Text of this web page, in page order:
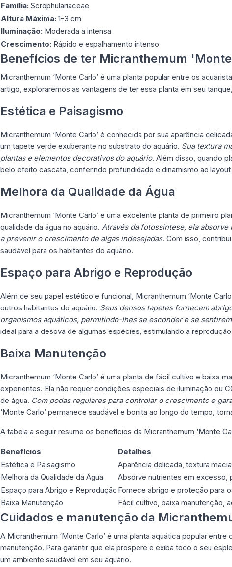
Família: Scrophulariaceae
Altura Máxima: 1-3 cm
Iluminação: Moderada a intensa
Crescimento: Rápido e espalhamento intenso
Benefícios de ter Micranthemum
Micranthemum ‘Monte Carlo’ é uma planta popular entre os
artigo, exploraremos as vantagens de ter essa planta em seu
Estética e Paisagismo
Micranthemum ‘Monte Carlo’ é conhecida por sua aparência
um tapete verde exuberante no substrato do aquário. Sua textura
plantas e elementos decorativos do aquário. Além disso, quando
belo efeito cascata, conferindo profundidade e dinamismo ao layout
Melhora da Qualidade da Água
Micranthemum ‘Monte Carlo’ é uma excelente planta de primeiro
qualidade da água no aquário. Através da fotossíntese, ela
a prevenir o crescimento de algas indesejadas. Com isso,
saudável para os habitantes do aquário.
Espaço para Abrigo e Reprodução
Além de seu papel estético e funcional, Micranthemum ‘Monte
outros habitantes do aquário. Seus densos tapetes fornecem
organismos aquáticos, permitindo-lhes se esconder e se
ideal para a desova de algumas espécies, estimulando a
Baixa Manutenção
Micranthemum ‘Monte Carlo’ é uma planta de fácil cultivo e baixa
experientes. Ela não requer condições especiais de iluminação ou
de água. Com podas regulares para controlar o crescimento e
‘Monte Carlo’ permanece saudável e bonita ao longo do tempo,
A tabela a seguir resume os benefícios da Micranthemum ‘Monte
Benefícios
Detalhes
Estética e Paisagismo
Aparência delicada, textura
Melhora da Qualidade da Água
Absorve nutrientes em excesso,
Espaço para Abrigo e Reprodução Fornece abrigo e proteção para
Baixa Manutenção
Fácil cultivo, baixa manutenção,
Cuidados e manutenção da
A Micranthemum ‘Monte Carlo’ é uma planta aquática popular
manutenção. Para garantir que ela prospere e exiba todo o seu
um ambiente saudável em seu aquário.